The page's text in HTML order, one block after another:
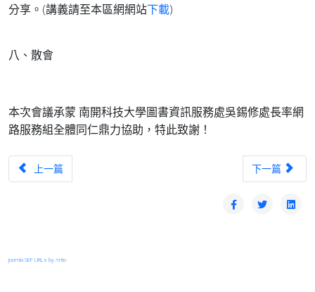
分享。(講義請至本區網網站下載)
八、散會
本次會議承蒙 南開科技大學圖書資訊服務處吳錫修處長率網
路服務組全體同仁鼎力協助，特此致謝！
上一篇文章：管理委員會第四十二次會議
上一篇 下一篇文章：
下一篇
Joomla SEF URLs by Artio